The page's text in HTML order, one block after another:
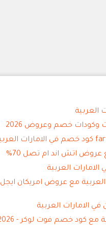
العربية
وكودات خصم وعروض 2026
اتش اند ام تصل 70%
العربية
العربية مع عروض امريكان ايجل
مع كود خصم فوت لوكر - 2026